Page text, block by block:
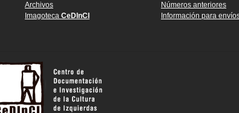
Archivos
Imagoteca CeDInCI
Números anteriores
Información para